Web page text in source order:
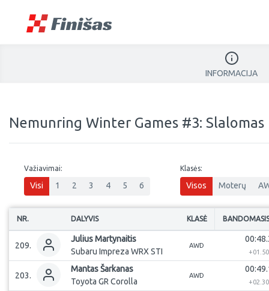
INFORMACIJA
Nemunring Winter Games #3: Slalomas
Važiavimai:
Visi 1 2 3 4 5 6
Klasės:
Visos Moterų
NR. DALYVIS KLASĖ BANDOMASIS
209.
JuliusMartynaitis
Subaru Impreza WRX STI
AWD
+
203.
MantasŠarkanas
Toyota GR Corolla
AWD
+